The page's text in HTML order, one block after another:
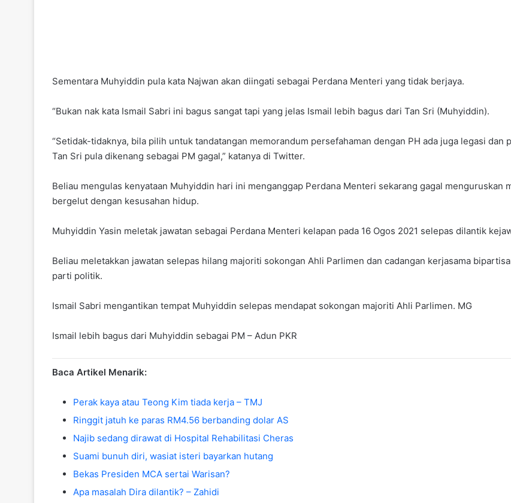
Sementara Muhyiddin pula kata Najwan akan diingati sebagai Perdana Menteri yang tidak berjaya.
“Bukan nak kata Ismail Sabri ini bagus sangat tapi yang jelas Ismail lebih bagus dari Tan Sri (Muhyiddin).
“Setidak-tidaknya, bila pilih untuk tandatangan memorandum persefahaman dengan PH ada juga legasi dan
Tan Sri pula dikenang sebagai PM gagal,” katanya di Twitter.
Beliau mengulas kenyataan Muhyiddin hari ini menganggap Perdana Menteri sekarang gagal menguruskan
bergelut dengan kesusahan hidup.
Muhyiddin Yasin meletak jawatan sebagai Perdana Menteri kelapan pada 16 Ogos 2021 selepas dilantik
Beliau meletakkan jawatan selepas hilang majoriti sokongan Ahli Parlimen dan cadangan kerjasama
parti politik.
Ismail Sabri mengantikan tempat Muhyiddin selepas mendapat sokongan majoriti Ahli Parlimen. MG
Ismail lebih bagus dari Muhyiddin sebagai PM – Adun PKR
Baca Artikel Menarik:
Perak kaya atau Teong Kim tiada kerja – TMJ
Ringgit jatuh ke paras RM4.56 berbanding dolar AS
Najib sedang dirawat di Hospital Rehabilitasi Cheras
Suami bunuh diri, wasiat isteri bayarkan hutang
Bekas Presiden MCA sertai Warisan?
Apa masalah Dira dilantik? – Zahidi